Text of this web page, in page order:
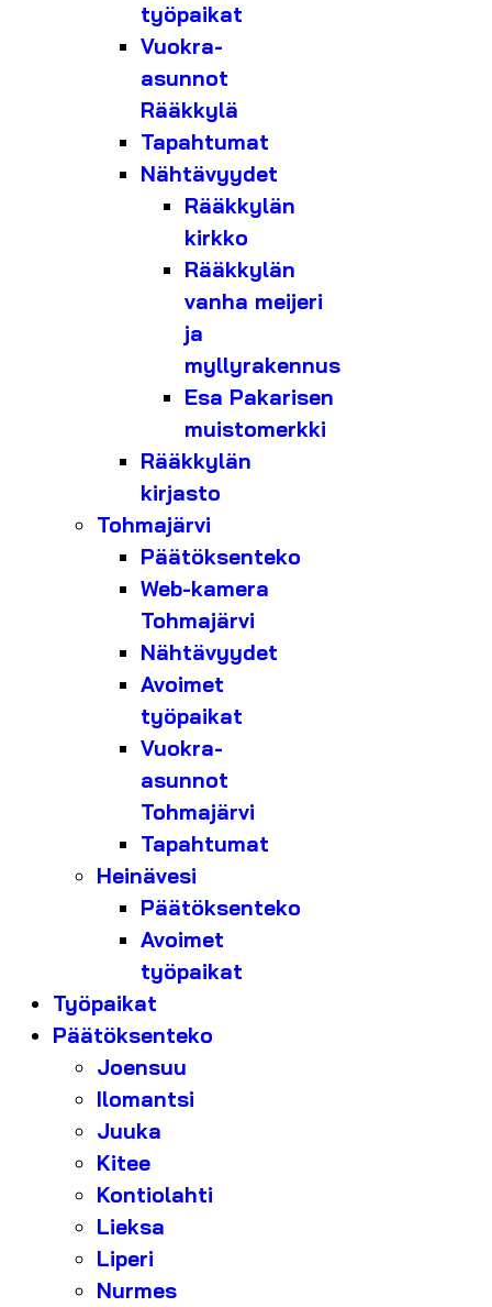
työpaikat
Vuokra-
asunnot
Rääkkylä
Tapahtumat
Nähtävyydet
Rääkkylän
kirkko
Rääkkylän
vanha meijeri
ja
myllyrakennus
Esa Pakarisen
muistomerkki
Rääkkylän
kirjasto
Tohmajärvi
Päätöksenteko
Web-kamera
Tohmajärvi
Nähtävyydet
Avoimet
työpaikat
Vuokra-
asunnot
Tohmajärvi
Tapahtumat
Heinävesi
Päätöksenteko
Avoimet
työpaikat
Työpaikat
Päätöksenteko
Joensuu
Ilomantsi
Juuka
Kitee
Kontiolahti
Lieksa
Liperi
Nurmes